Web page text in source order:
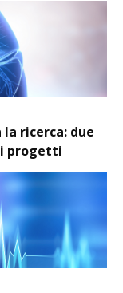
ricerca: due
progetti